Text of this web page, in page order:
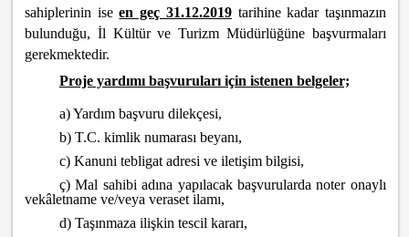
sahiplerinin iseen geç 31.12.2019tarihine kadar taşınmazın
bulunduğu, İl Kültür ve Turizm Müdürlüğüne başvurmaları
gerekmektedir.
Proje yardımı başvuruları için istenen belgeler;
a) Yardım başvuru dilekçesi,
b) T.C. kimlik numarası beyanı,
c) Kanuni tebligat adresi ve iletişim bilgisi,
ç) Mal sahibi adına yapılacak başvurularda noter onaylı
vekâletname ve/veya veraset ilamı,
d) Taşınmaza ilişkin tescil kararı,